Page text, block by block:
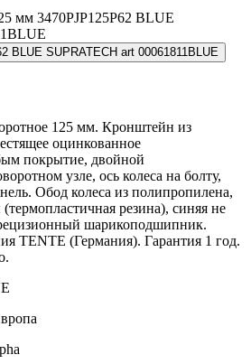
125 мм. Кронштейн из
оцинкованное
покрытие, двойной
узле, ось колеса на болту,
Обод колеса из полипропилена,
резина), синяя не
шарикоподшипник.
TENTE (Германия). Гарантия 1 год.